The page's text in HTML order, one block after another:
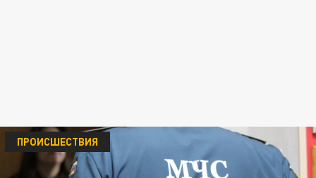
ПРОИСШЕСТВИЯ